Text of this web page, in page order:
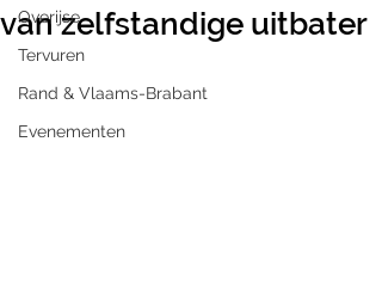
Overijse
Tervuren
Rand & Vlaams-Brabant
Evenementen
van zelfstandige uitbater